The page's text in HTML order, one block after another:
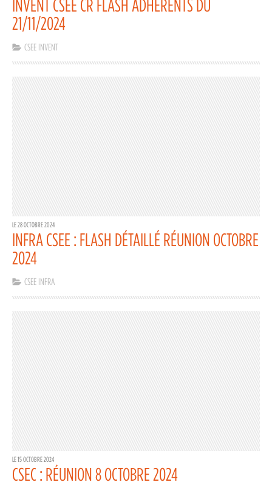
INVENT CSEE CR FLASH ADHÉRENTS DU
21/11/2024
CSEE INVENT
LE 28 OCTOBRE 2024
INFRA CSEE : FLASH DÉTAILLÉ RÉUNION OCTOBRE
2024
CSEE INFRA
LE 15 OCTOBRE 2024
CSEC : RÉUNION 8 OCTOBRE 2024